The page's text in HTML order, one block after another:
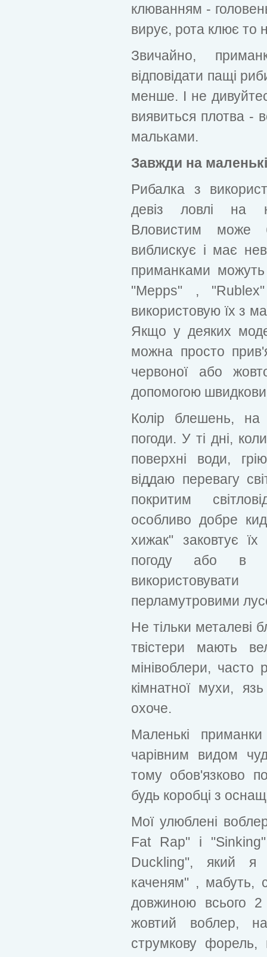
клюванням -
вирує, рота клює то
Звичайно,
відповідати пащі
менше. І не
виявиться плотва -
мальками.
Завжди на
Рибалка з
девіз ловлі на
Вловистим може
виблискує і має
приманками
"Mepps" ,
використовую їх з
Якщо у деяких
можна просто
червоної або
допомогою
Колір блешень,
погоди. У ті дні,
поверхні води,
віддаю перевагу
покритим
особливо добре
хижак" заковтує
погоду або в
перламутровими
Не тільки металеві
твістери мають
мінівоблери, часто
кімнатної мухи,
охоче.
Маленькі
чарівним видом
тому обов'язково
будь коробці з
Мої улюблені
Fat Rap" і
Duckling", який я
каченям" , мабуть,
довжиною всього
жовтий воблер,
струмкову форель,